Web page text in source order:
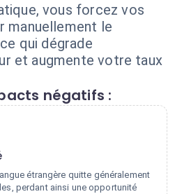
vous forcez vos
manuellement le
qui dégrade
et augmente votre taux
négatifs :
étrangère quitte généralement
perdant ainsi une opportunité